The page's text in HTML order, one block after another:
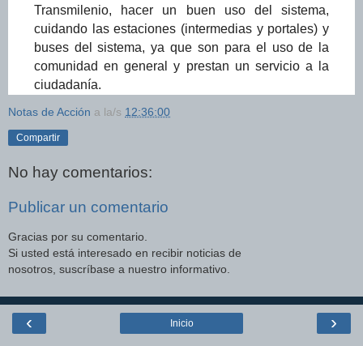
Transmilenio, hacer un buen uso del sistema,
cuidando las estaciones (intermedias y portales) y
buses del sistema, ya que son para el uso de la
comunidad en general y prestan un servicio a la
ciudadanía.
Notas de Acción a la/s 12:36:00
Compartir
No hay comentarios:
Publicar un comentario
Gracias por su comentario.
Si usted está interesado en recibir noticias de
nosotros, suscríbase a nuestro informativo.
‹ ›
Inicio